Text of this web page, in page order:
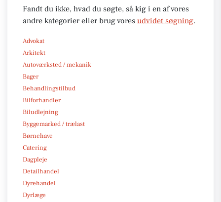
Fandt du ikke, hvad du søgte, så kig i en af vores
andre kategorier eller brug vores udvidet søgning.
Advokat
Arkitekt
Autoværksted / mekanik
Bager
Behandlingstilbud
Bilforhandler
Biludlejning
Byggemarked / trælast
Børnehave
Catering
Dagpleje
Detailhandel
Dyrehandel
Dyrlæge